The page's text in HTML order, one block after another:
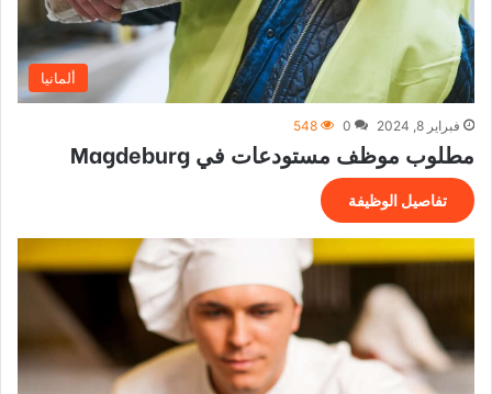
ألمانيا
فبراير 8, 2024 0
548
مطلوب موظف مستودعات في Magdeburg
تفاصيل الوظيفة